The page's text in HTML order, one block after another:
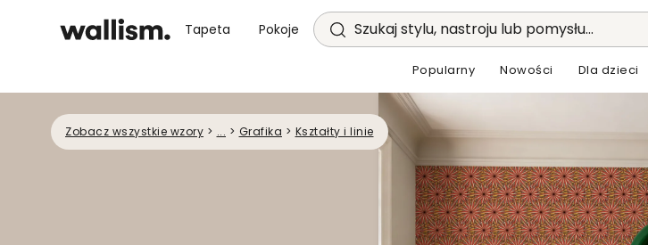
Tapeta Pokoje Szukaj stylu, nastroju lub pomysłu...
Popularny Nowości Dla dzieci
Zobacz wszystkie wzory > ... > Grafika > Kształty i linie